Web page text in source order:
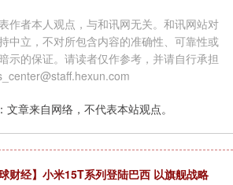
作者本人观点，与和讯网无关。和讯网站对
中立，不对所包含内容的准确性、可靠性或
示的保证。请读者仅作参考，并请自行承担
文章来自网络，不代表本站观点。
财经】小米15T系列登陆巴西 以旗舰战略